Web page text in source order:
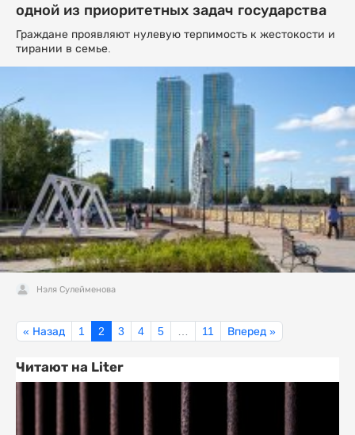
одной из приоритетных задач государства
Граждане проявляют нулевую терпимость к жестокости и
тирании в семье.
Нэля Сулейменова
« Назад 1 2 3 4 5 11 Вперед »
Читают на Liter